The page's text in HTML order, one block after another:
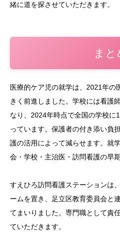
緒に道を探させていただきます。
まと
医療的ケア児の就学は、2021年の
きく前進しました。学校には看護
なり、2024年時点で全国の学校に
っています。保護者の付き添い負
護の活用によって減らせます。就
会・学校・主治医・訪問看護の早
すえひろ訪問看護ステーションは
ームを置き、足立区教育委員会と
てまいりました。専門職として責
ていただきます。